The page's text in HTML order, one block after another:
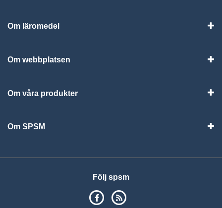
Om läromedel
Om webbplatsen
Om våra produkter
Om SPSM
Följ spsm
SPSM på Facebook